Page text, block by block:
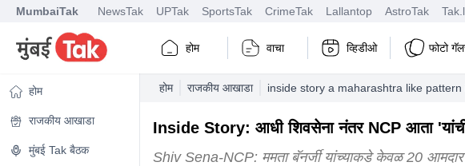
MumbaiTak NewsTak UPTak SportsTak CrimeTak Lallantop AstroTak
होम वाचा व्हिडीओ फोटो
होम
राजकीय आखाडा
मुंबई Tak बैठक
होम राजकीय आखाडा inside story a maharashtra like
Inside Story: आधी शिवसेना नंतर NCP आता
Shiv Sena-NCP: ममता बॅनर्जी यांच्याकडे केवळ 20